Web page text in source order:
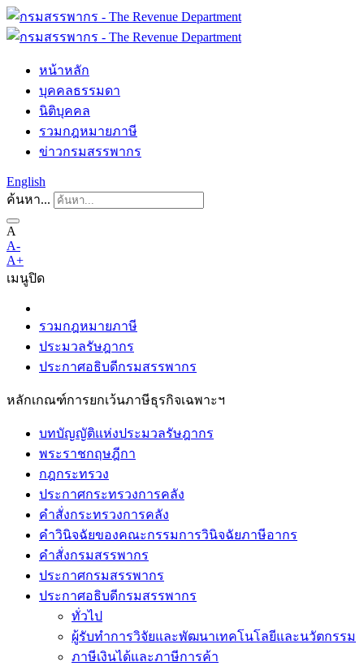
หน้าหลัก
บุคคลธรรมดา
นิติบุคคล
รวมกฎหมายภาษี
ข่าวกรมสรรพากร
English
ค้นหา...
A
A-
A+
เมนูปิด
รวมกฎหมายภาษี
ประมวลรัษฎากร
ประกาศอธิบดีกรมสรรพากร
หลักเกณฑ์การยกเว้นภาษีธุรกิจเฉพาะฯ
บทบัญญัติแห่งประมวลรัษฎากร
พระราชกฤษฎีกา
กฎกระทรวง
ประกาศกระทรวงการคลัง
คำสั่งกระทรวงการคลัง
คำวินิจฉัยของคณะกรรมการวินิจฉัยภาษีอากร
คำสั่งกรมสรรพากร
ประกาศกรมสรรพากร
ประกาศอธิบดีกรมสรรพากร
ทั่วไป
ผู้รับทำการวิจัยและพัฒนาเทคโนโลยีและนวัตกรรม
ภาษีเงินได้และภาษีการค้า